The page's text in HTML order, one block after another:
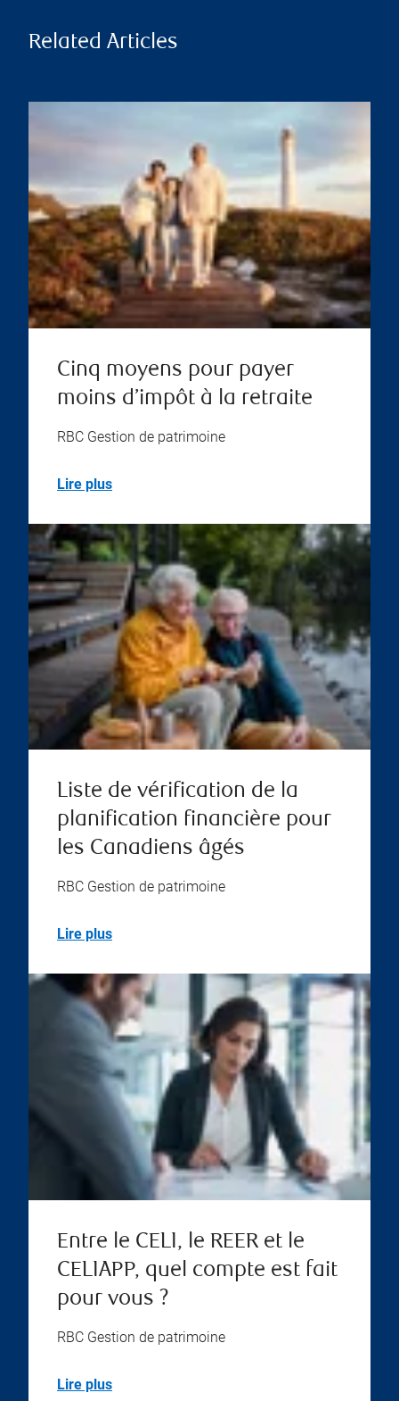
Related Articles
Cinq moyens pour payer
moins d’impôt à la retraite
RBC Gestion de patrimoine
Lire plus
Liste de vérification de la
planification financière pour
les Canadiens âgés
RBC Gestion de patrimoine
Lire plus
Entre le CELI, le REER et le
CELIAPP, quel compte est fait
pour vous ?
RBC Gestion de patrimoine
Lire plus